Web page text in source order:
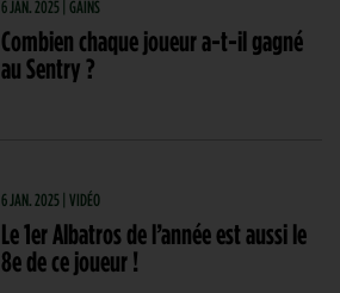
6 JAN. 2025 | GAINS
Combien chaque joueur a-t-il gagné
au Sentry ?
6 JAN. 2025 | VIDÉO
Le 1er Albatros de l’année est aussi le
8e de ce joueur !